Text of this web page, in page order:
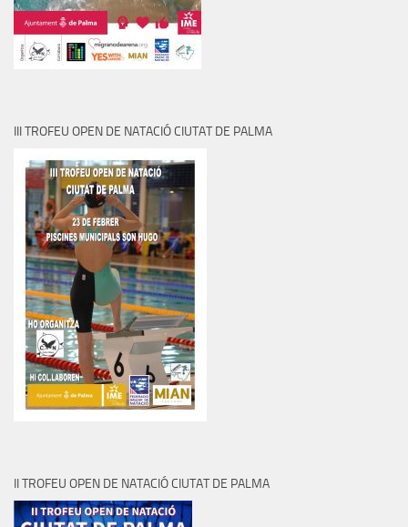
III TROFEU OPEN DE NATACIÓ CIUTAT DE PALMA
II TROFEU OPEN DE NATACIÓ CIUTAT DE PALMA